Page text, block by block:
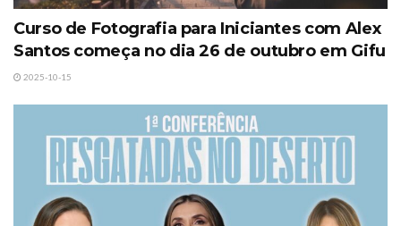
Curso de Fotografia para Iniciantes com Alex
Santos começa no dia 26 de outubro em Gifu
2025-10-15